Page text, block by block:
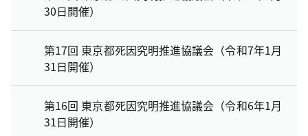
30日開催）
第17回 東京都死因究明推進協議会（令和7年1月
31日開催）
第16回 東京都死因究明推進協議会（令和6年1月
31日開催）